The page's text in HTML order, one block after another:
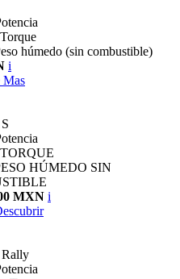
Torque
húmedo (sin combustible)
i
Mas
TORQUE
HÚMEDO SIN
MXN i